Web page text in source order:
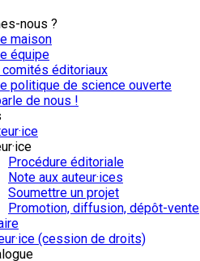
nous ?
maison
équipe
comités éditoriaux
politique de science ouverte
de nous !
Procédure éditoriale
Note aux auteur·ices
Soumettre un projet
Promotion, diffusion, dépôt-vente
(cession de droits)